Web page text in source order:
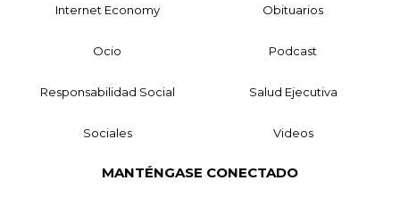
Internet Economy Obituarios
Ocio Podcast
Responsabilidad Social Salud Ejecutiva
Sociales Videos
MANTÉNGASE CONECTADO